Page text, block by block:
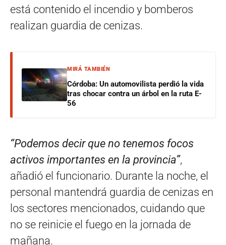
está contenido el incendio y bomberos
realizan guardia de cenizas.
MIRÁ TAMBIÉN
Córdoba: Un automovilista perdió la vida
tras chocar contra un árbol en la ruta E-
56
“Podemos decir que no tenemos focos
activos importantes en la provincia”,
añadió el funcionario. Durante la noche, el
personal mantendrá guardia de cenizas en
los sectores mencionados, cuidando que
no se reinicie el fuego en la jornada de
mañana.